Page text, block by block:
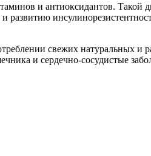
и антиоксидантов. Такой
развитию
свежих натуральных и
и сердечно-сосудистые